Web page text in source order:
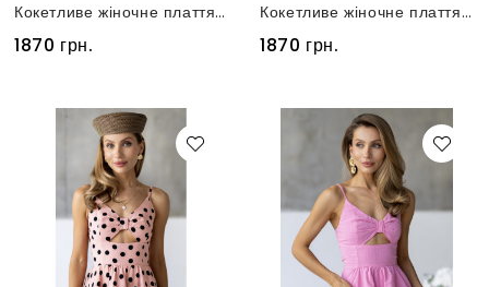
Кокетливе жіночне плаття з льону бежеве у дрібний горох
1870 грн.
Кокетливе жіночне плаття з льону блакитного кольору
1870 грн.